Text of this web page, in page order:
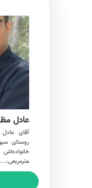
عادل
روستای
مترمربعی،...